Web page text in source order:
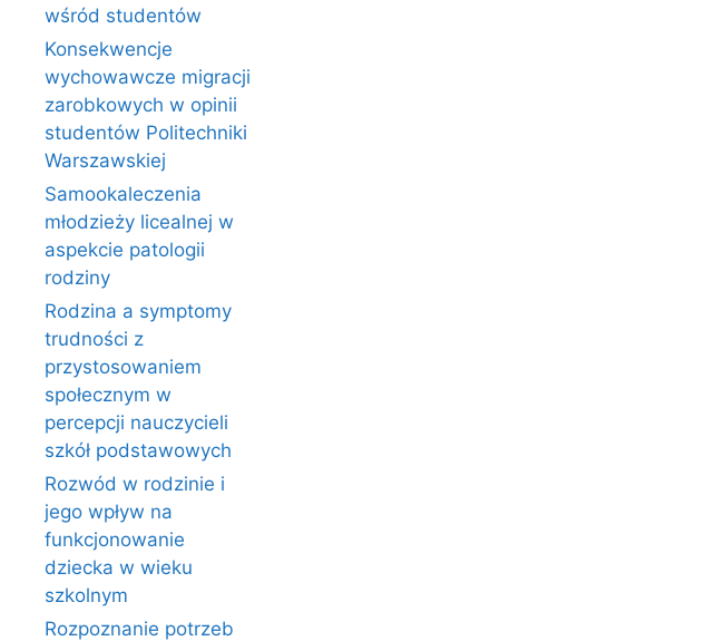
wśród studentów
Konsekwencje
wychowawcze migracji
zarobkowych w opinii
studentów Politechniki
Warszawskiej
Samookaleczenia
młodzieży licealnej w
aspekcie patologii
rodziny
Rodzina a symptomy
trudności z
przystosowaniem
społecznym w
percepcji nauczycieli
szkół podstawowych
Rozwód w rodzinie i
jego wpływ na
funkcjonowanie
dziecka w wieku
szkolnym
Rozpoznanie potrzeb